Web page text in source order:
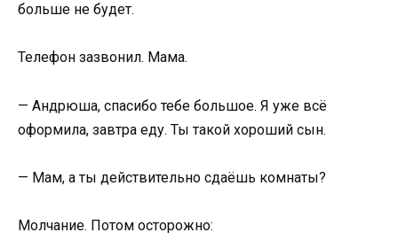
больше не будет.
Телефон зазвонил. Мама.
— Андрюша, спасибо тебе большое. Я уже всё
оформила, завтра еду. Ты такой хороший сын.
— Мам, а ты действительно сдаёшь комнаты?
Молчание. Потом осторожно: